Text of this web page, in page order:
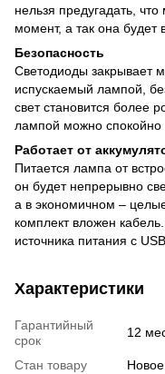
нельзя предугадать,
момент, а так она будет
Безопасность
Светодиоды закрывает
испускаемый лампой,
свет становится более
лампой можно спокойно
Работает от
Питается лампа от
он будет непрерывно
а в экономичном –
комплект вложен
источника питания с
Характеристики
Гарантийный
срок
12
Стан товару Новое